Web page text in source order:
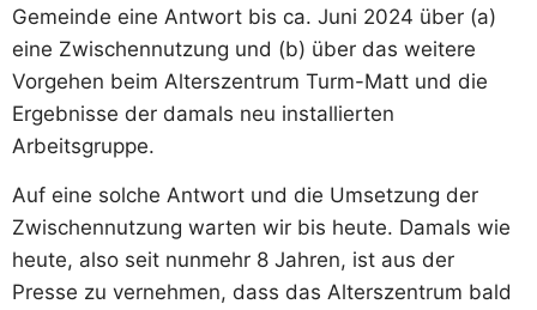
Gemeinde eine Antwort bis ca. Juni 2024 über (a)
eine Zwischennutzung und (b) über das weitere
Vorgehen beim Alterszentrum Turm-Matt und die
Ergebnisse der damals neu installierten
Arbeitsgruppe.
Auf eine solche Antwort und die Umsetzung der
Zwischennutzung warten wir bis heute. Damals wie
heute, also seit nunmehr 8 Jahren, ist aus der
Presse zu vernehmen, dass das Alterszentrum bald